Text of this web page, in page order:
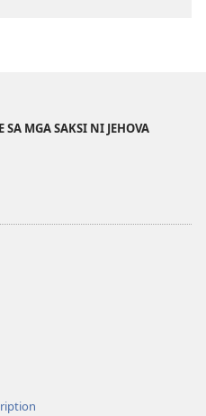
SA MGA SAKSI NI JEHOVA